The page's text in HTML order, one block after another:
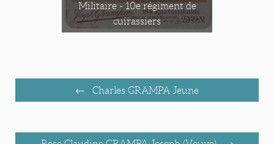
Militaire - 10e régiment de
cuirassiers
Charles GRAMPA Jeune